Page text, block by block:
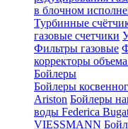
в блочном
Турбинные
газовые счетчики
Фильтры газовые
корректоры объема
Бойлеры
Бойлеры
Ariston Бойлеры
воды Federica
VIESSMANN